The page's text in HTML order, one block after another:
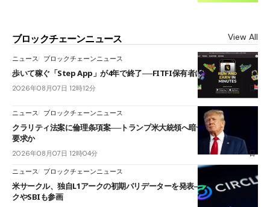
ブロックチェーンニュース View All
ニュース ブロックチェーンニュース
歩いて稼ぐ「Step App」が4年で終了──FITFI保有者に対応呼びかけ
2026年08月07日 12時12分
ニュース ブロックチェーンニュース
クラリティ法案に倫理条項案──トランプ米大統領へ暗号資産事業の売却
要求か
2026年08月07日 12時04分
ニュース ブロックチェーンニュース
米サークル、独自L1アークの初期バリデーターを発表――ブラックロッ
クやSBIも参画